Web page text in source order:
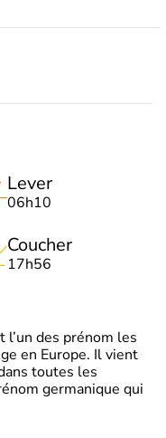
Lever
06h10
Coucher
17h56
l’un des prénom les
en Europe. Il vient
toutes les
germanique qui